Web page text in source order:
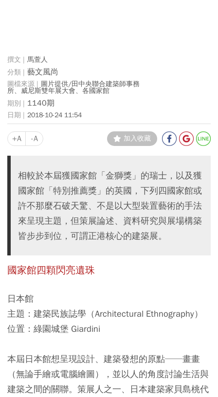
馬萱人
藝文風尚
圖片提供/田中央聯合建築師事務
所、威尼斯雙年展大會、各國家館
1140期
2018-10-24 11:54
+A -A 加入收藏
相較於本屆獲國家館「金獅獎」的瑞士，以及獲
國家館「特別推薦獎」的英國，下列四國家館或
許不那麼石破天驚、不是以大型裝置藝術的手法
來呈現主題，但策展論述、資料研究與展場構築
皆步步到位，可謂正港核心的建築展。
國家館四顆閃亮遺珠
日本館
主題：建築民族誌學（Architectural Ethnography）
位置：綠園城堡 Giardini
本屆日本館想呈現設計、 建築發想的原點──畫畫
（無論手繪或電腦繪圖），並以人的角度討論生活與
建築之間的關聯。策展人之一、日本建築家貝島桃代